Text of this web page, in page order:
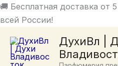
🚚 Бесплатная доставка от
всей России!
Перейти
к
ДухиВл |